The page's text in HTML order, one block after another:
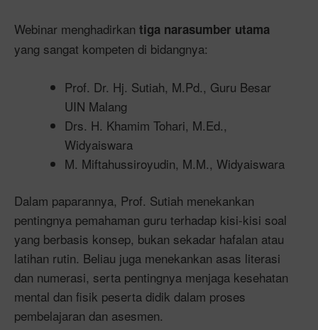
Webinar menghadirkan tiga narasumber utama
yang sangat kompeten di bidangnya:
Prof. Dr. Hj. Sutiah, M.Pd., Guru Besar
UIN Malang
Drs. H. Khamim Tohari, M.Ed.,
Widyaiswara
M. Miftahussiroyudin, M.M., Widyaiswara
Dalam paparannya, Prof. Sutiah menekankan
pentingnya pemahaman guru terhadap kisi-kisi soal
yang berbasis konsep, bukan sekadar hafalan atau
latihan rutin. Beliau juga menekankan asas literasi
dan numerasi, serta pentingnya menjaga kesehatan
mental dan fisik peserta didik dalam proses
pembelajaran dan asesmen.